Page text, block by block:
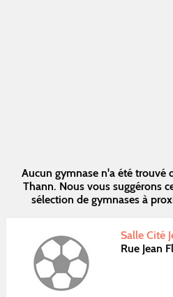
Aucun gymnase n'a été trouvé
Thann. Nous vous suggérons
sélection de gymnases à
Salle Cité
Rue Jean